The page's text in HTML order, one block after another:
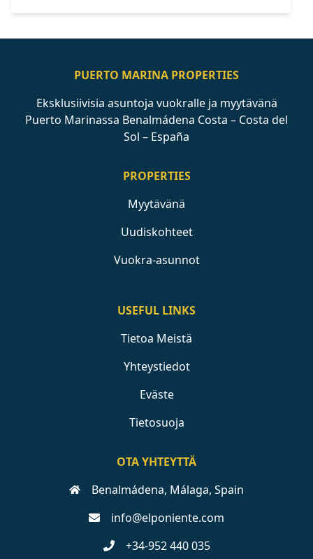
PUERTO MARINA PROPERTIES
Eksklusiivisia asuntoja vuokralle ja myytävänä
Puerto Marinassa Benalmádena Costa – Costa del
Sol – España
PROPERTIES
Myytävänä
Uudiskohteet
Vuokra-asunnot
USEFUL LINKS
Tietoa Meistä
Yhteystiedot
Eväste
Tietosuoja
OTA YHTEYTTÄ
Benalmádena, Málaga, Spain
info@elponiente.com
+34-952 440 035